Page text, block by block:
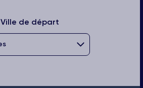
Ville de départ